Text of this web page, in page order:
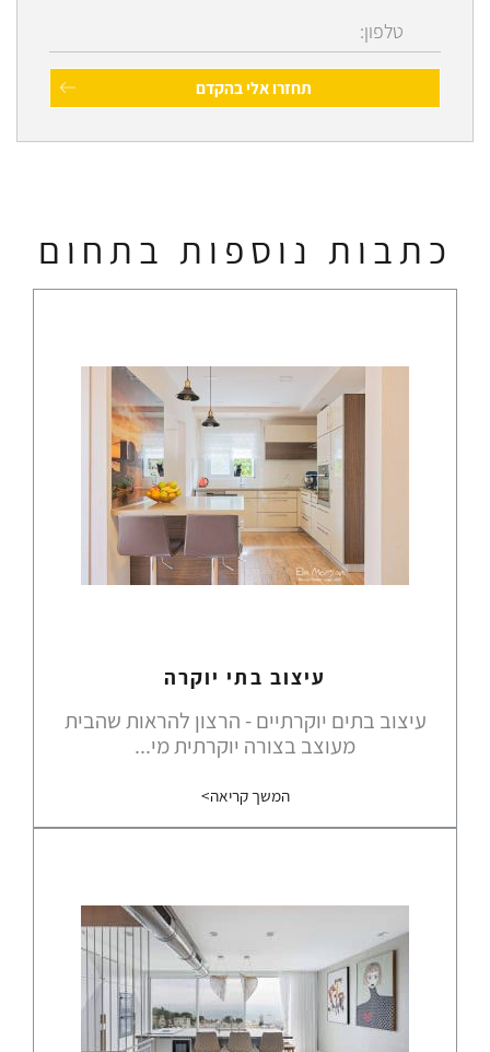
כתבות נוספות בתחום
עיצוב בתי יוקרה
עיצוב בתים יוקרתיים - הרצון להראות שהבית
מעוצב בצורה יוקרתית מי...
המשך קריאה>